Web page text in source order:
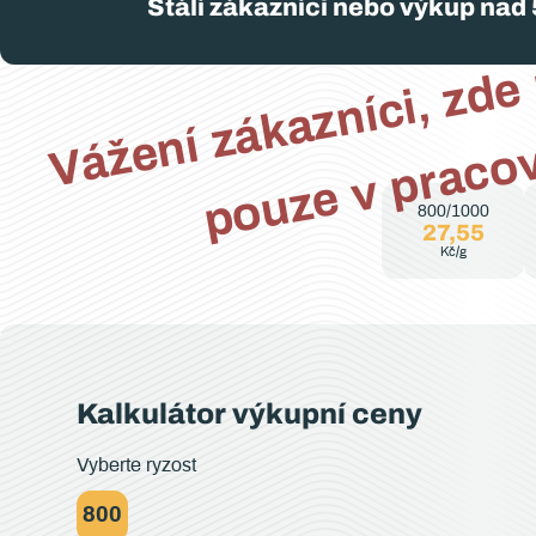
Stálí zákazníci nebo výkup nad
800/1000
27,55
Kč/g
Kalkulátor výkupní ceny
Vyberte ryzost
800